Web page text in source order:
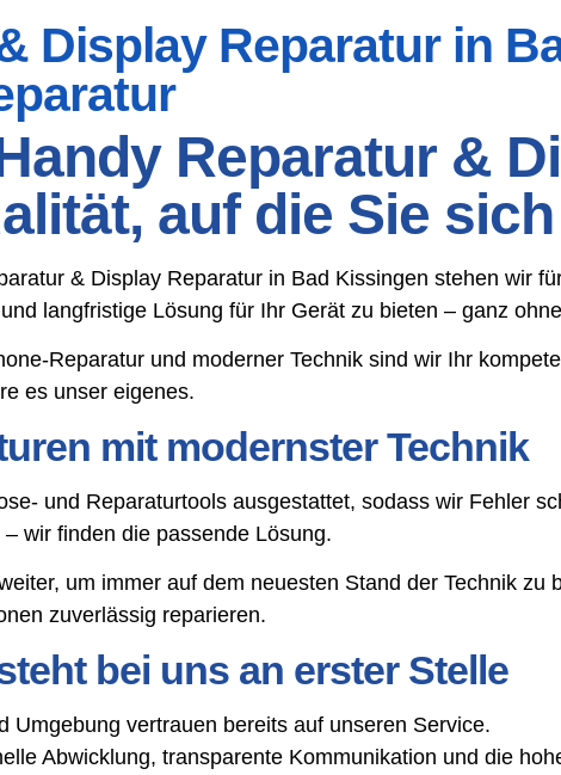
Display Reparatur in
Reparatur &
auf die Sie
& Display Reparatur in Bad Kissingen stehen wir
langfristige Lösung für Ihr Gerät zu bieten – ganz
Reparatur und moderner Technik sind wir Ihr
es unser eigenes.
mit modernster Technik
und Reparaturtools ausgestattet, sodass wir Fehler
wir finden die passende Lösung.
um immer auf dem neuesten Stand der Technik zu
zuverlässig reparieren.
bei uns an erster Stelle
Umgebung vertrauen bereits auf unseren Service.
Abwicklung, transparente Kommunikation und die